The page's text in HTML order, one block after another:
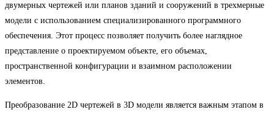
двумерных чертежей или планов зданий и сооружений в трехмерные
модели с использованием специализированного программного
обеспечения. Этот процесс позволяет получить более наглядное
представление о проектируемом объекте, его объемах,
пространственной конфигурации и взаимном расположении
элементов.
Преобразование 2D чертежей в 3D модели является важным этапом в